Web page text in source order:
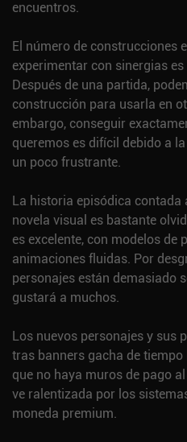
encuentros.
El número de construcciones
experimentar con sinergias
Después de una partida,
construcción para usarla en
embargo, conseguir
queremos es difícil debido a
un poco frustrante.
La historia episódica contada
novela visual es bastante
es excelente, con modelos de
animaciones fluidas. Por
personajes están demasiado
gustará a muchos.
Los nuevos personajes y sus
tras banners gacha de
que no haya muros de pago
ve ralentizada por los
moneda premium.